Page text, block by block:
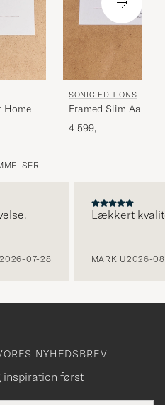
Home
SONIC EDITIONS
Framed Slim Aarons
Party
4 599,-
2026-07-28
Lækkert
MARK U2026-
NYHEDSBREV
inspiration først